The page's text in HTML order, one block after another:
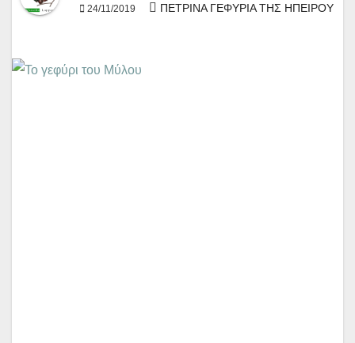
24/11/2019 ΠΕΤΡΙΝΑ ΓΕΦΥΡΙΑ ΤΗΣ ΗΠΕΙΡΟΥ